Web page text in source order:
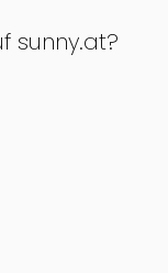
sunny.at?